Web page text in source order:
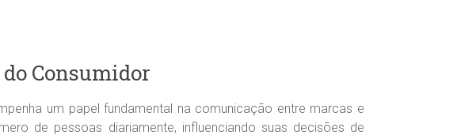
Consumidor
um papel fundamental na comunicação entre marcas e
de pessoas diariamente, influenciando suas decisões de